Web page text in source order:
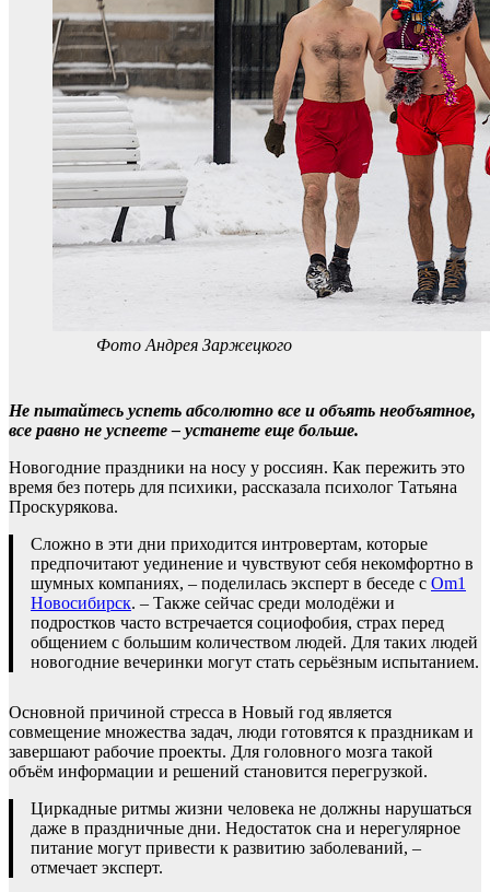
Фото Андрея Заржецкого
Не пытайтесь успеть абсолютно все и объять необъятное,
все равно не успеете – устанете еще больше.
Новогодние праздники на носу у россиян. Как пережить это
время без потерь для психики, рассказала психолог Татьяна
Проскурякова.
Сложно в эти дни приходится интровертам, которые
предпочитают уединение и чувствуют себя некомфортно в
шумных компаниях, – поделилась эксперт в беседе с Om1
Новосибирск. – Также сейчас среди молодёжи и
подростков часто встречается социофобия, страх перед
общением с большим количеством людей. Для таких людей
новогодние вечеринки могут стать серьёзным испытанием.
Основной причиной стресса в Новый год является
совмещение множества задач, люди готовятся к праздникам и
завершают рабочие проекты. Для головного мозга такой
объём информации и решений становится перегрузкой.
Циркадные ритмы жизни человека не должны нарушаться
даже в праздничные дни. Недостаток сна и нерегулярное
питание могут привести к развитию заболеваний, –
отмечает эксперт.